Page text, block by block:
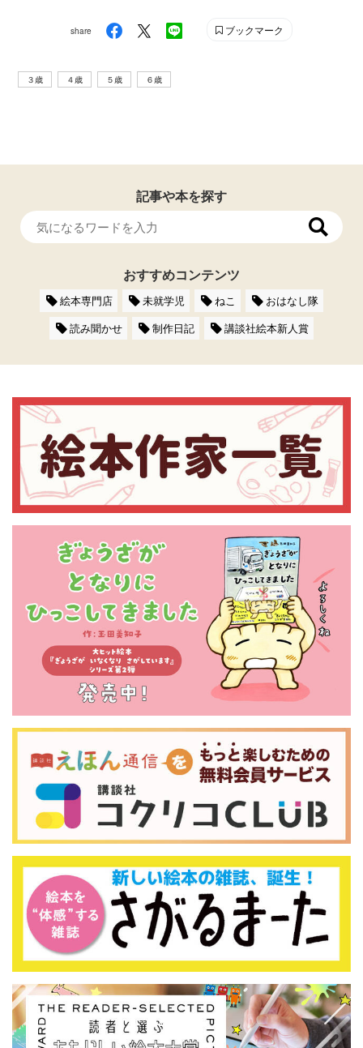
share ブックマーク
３歳 ４歳 ５歳 ６歳
記事や本を探す
おすすめコンテンツ
絵本専門店 未就学児 ねこ
おはなし隊
読み聞かせ
制作日記 講談社絵本新人賞